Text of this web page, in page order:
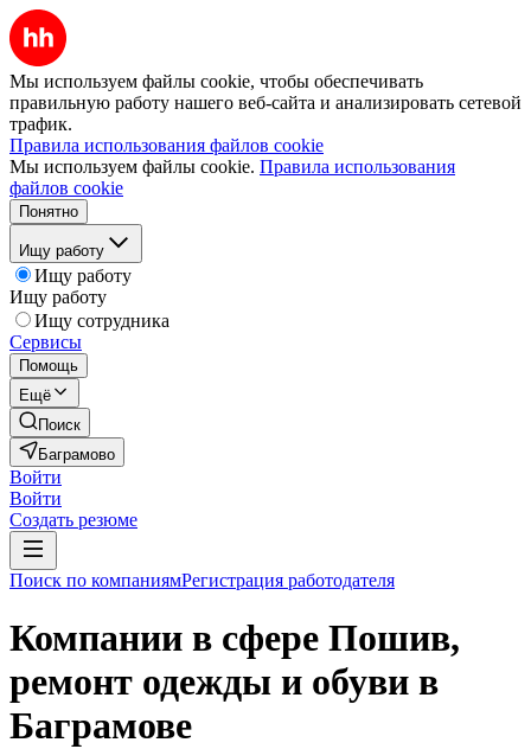
Мы используем файлы cookie, чтобы обеспечивать
правильную работу нашего веб-сайта и анализировать сетевой
трафик.
Правила использования файлов cookie
Мы используем файлы cookie. Правила использования
файлов cookie
Понятно
Ищу работу
Ищу работу
Ищу работу
Ищу сотрудника
Сервисы
Помощь
Ещё
Поиск
Баграмово
Войти
Войти
Создать резюме
Поиск по компаниямРегистрация работодателя
Компании в сфере Пошив,
ремонт одежды и обуви в
Баграмове